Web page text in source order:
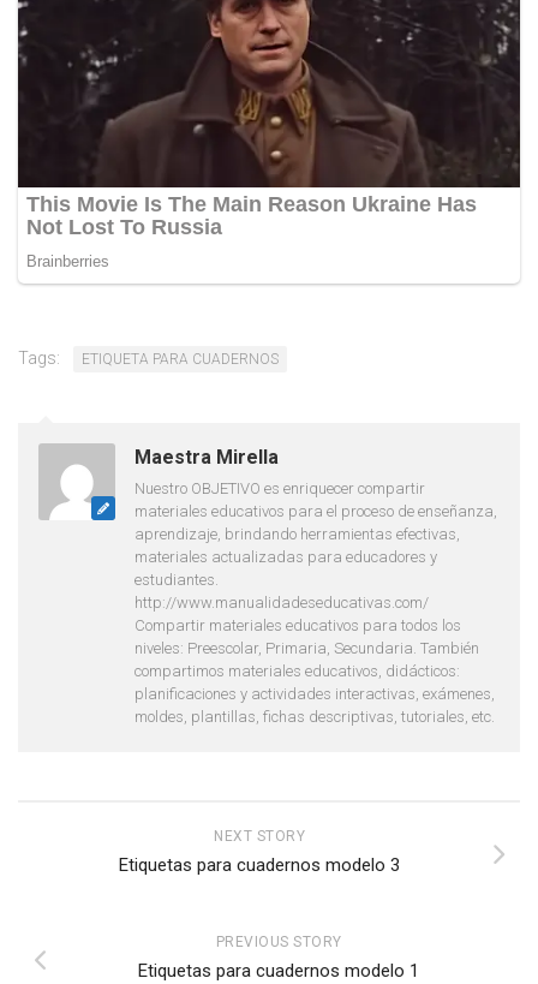
Tags: ETIQUETA PARA CUADERNOS
Maestra Mirella
Nuestro OBJETIVO es enriquecer compartir
materiales educativos para el proceso de enseñanza,
aprendizaje, brindando herramientas efectivas,
materiales actualizadas para educadores y
estudiantes.
http://www.manualidadeseducativas.com/
Compartir materiales educativos para todos los
niveles: Preescolar, Primaria, Secundaria. También
compartimos materiales educativos, didácticos:
planificaciones y actividades interactivas, exámenes,
moldes, plantillas, fichas descriptivas, tutoriales, etc.
NEXT STORY
Etiquetas para cuadernos modelo 3
PREVIOUS STORY
Etiquetas para cuadernos modelo 1